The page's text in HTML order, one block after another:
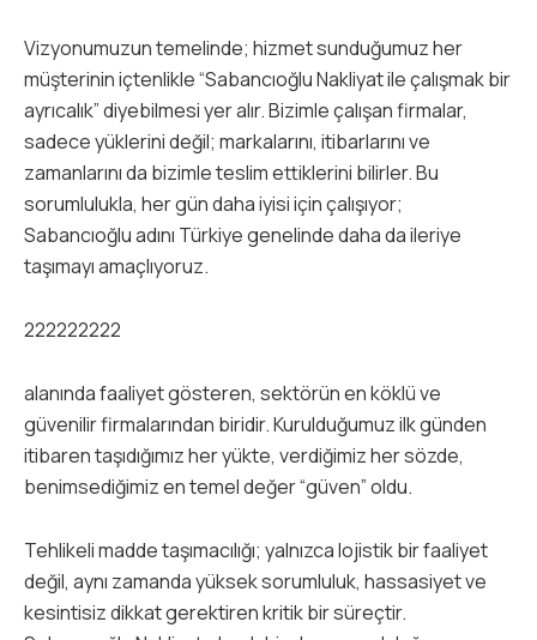
Vizyonumuzun temelinde; hizmet sunduğumuz her
müşterinin içtenlikle “Sabancıoğlu Nakliyat ile çalışmak bir
ayrıcalık” diyebilmesi yer alır. Bizimle çalışan firmalar,
sadece yüklerini değil; markalarını, itibarlarını ve
zamanlarını da bizimle teslim ettiklerini bilirler. Bu
sorumlulukla, her gün daha iyisi için çalışıyor;
Sabancıoğlu adını Türkiye genelinde daha da ileriye
taşımayı amaçlıyoruz.
222222222
alanında faaliyet gösteren, sektörün en köklü ve
güvenilir firmalarından biridir. Kurulduğumuz ilk günden
itibaren taşıdığımız her yükte, verdiğimiz her sözde,
benimsediğimiz en temel değer “güven” oldu.
Tehlikeli madde taşımacılığı; yalnızca lojistik bir faaliyet
değil, aynı zamanda yüksek sorumluluk, hassasiyet ve
kesintisiz dikkat gerektiren kritik bir süreçtir.